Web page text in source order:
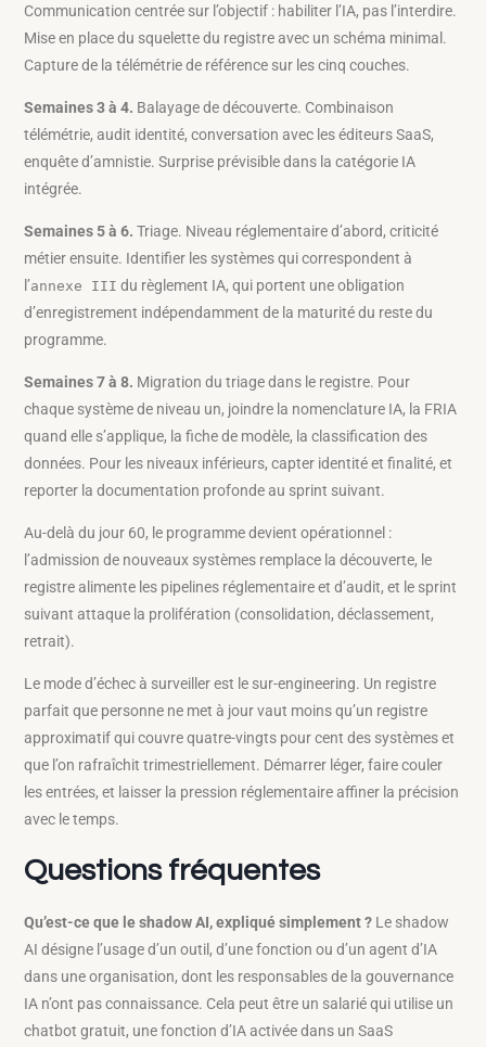
Communication centrée sur l’objectif : habiliter l’IA, pas l’interdire.
Mise en place du squelette du registre avec un schéma minimal.
Capture de la télémétrie de référence sur les cinq couches.
Semaines 3 à 4. Balayage de découverte. Combinaison
télémétrie, audit identité, conversation avec les éditeurs SaaS,
enquête d’amnistie. Surprise prévisible dans la catégorie IA
intégrée.
Semaines 5 à 6. Triage. Niveau réglementaire d’abord, criticité
métier ensuite. Identifier les systèmes qui correspondent à
l’annexe III du règlement IA, qui portent une obligation
d’enregistrement indépendamment de la maturité du reste du
programme.
Semaines 7 à 8. Migration du triage dans le registre. Pour
chaque système de niveau un, joindre la nomenclature IA, la FRIA
quand elle s’applique, la fiche de modèle, la classification des
données. Pour les niveaux inférieurs, capter identité et finalité, et
reporter la documentation profonde au sprint suivant.
Au-delà du jour 60, le programme devient opérationnel :
l’admission de nouveaux systèmes remplace la découverte, le
registre alimente les pipelines réglementaire et d’audit, et le sprint
suivant attaque la prolifération (consolidation, déclassement,
retrait).
Le mode d’échec à surveiller est le sur-engineering. Un registre
parfait que personne ne met à jour vaut moins qu’un registre
approximatif qui couvre quatre-vingts pour cent des systèmes et
que l’on rafraîchit trimestriellement. Démarrer léger, faire couler
les entrées, et laisser la pression réglementaire affiner la précision
avec le temps.
Questions fréquentes
Qu’est-ce que le shadow AI, expliqué simplement ? Le shadow
AI désigne l’usage d’un outil, d’une fonction ou d’un agent d’IA
dans une organisation, dont les responsables de la gouvernance
IA n’ont pas connaissance. Cela peut être un salarié qui utilise un
chatbot gratuit, une fonction d’IA activée dans un SaaS